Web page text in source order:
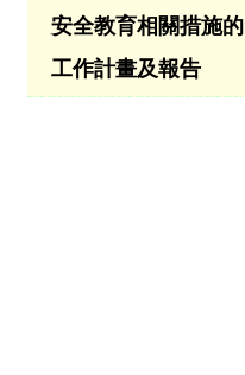
安全教育相關措施的
工作計畫及報告